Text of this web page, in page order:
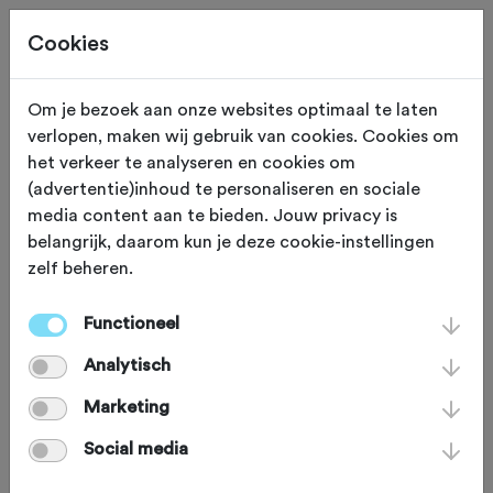
MATERIAAL Gewijzigd op 28 december 2022
Zo haal je een wiel uit
je racefiets of
mountainbike
Heb je een lekke band en wil je die
vervangen? Of wil je jouw racefiets of
MTB in je auto vervoeren? Dan moet je
Cookies
Om je bezoek aan onze websites optimaal te laten
verlopen, maken wij gebruik van cookies. Cookies om
het verkeer te analyseren en cookies om
(advertentie)inhoud te personaliseren en sociale
media content aan te bieden. Jouw privacy is
belangrijk, daarom kun je deze cookie-instellingen
zelf beheren.
Functioneel
Analytisch
Marketing
Social media